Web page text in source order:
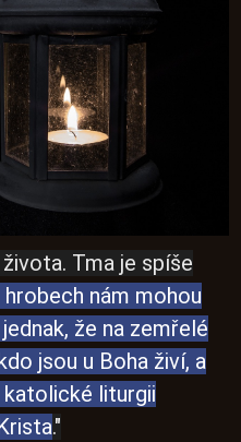
Tma je spíše
hrobech nám mohou
že na zemřelé
jsou u Boha živí, a
liturgii
."